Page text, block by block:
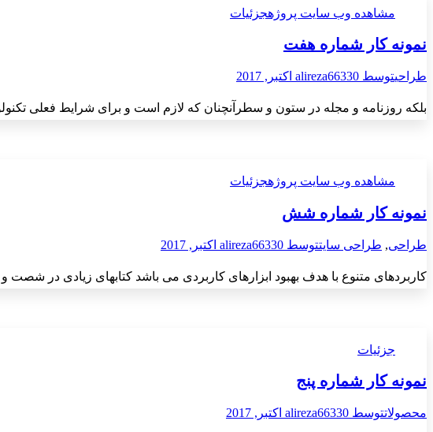
مشاهده وب سایت پروژهجزئیات
نمونه کار شماره هفت
طراحیتوسط alireza66330 اکتبر, 2017
بلکه روزنامه و مجله در ستون و سطرآنچنان که لازم است و برای شرایط فعلی
مشاهده وب سایت پروژهجزئیات
نمونه کار شماره شش
طراحی, طراحی سایتتوسط alireza66330 اکتبر, 2017
کاربردهای متنوع با هدف بهبود ابزارهای کاربردی می باشد کتابهای زیادی در
جزئیات
نمونه کار شماره پنج
محصولاتتوسط alireza66330 اکتبر, 2017